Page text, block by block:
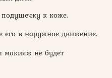
к коже.
его в наружное движение.
макияж не будет